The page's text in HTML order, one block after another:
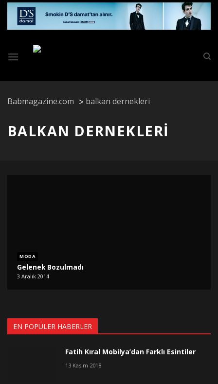
Skip
content
Babmagazine.com balkan dernekleri
BALKAN DERNEKLERI
MODA
Gelenek Bozulmadı
3 Aralık 2014
EN POPÜLER HABERLER
Fatih Kıral Mobilya’dan Farklı Esintiler
13 Kasım 2018